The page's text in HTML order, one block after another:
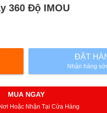
360 Độ IMOU
ĐẶT
Nhận hàng
MUA NGAY
Hoặc Nhận Tại Cửa Hàng